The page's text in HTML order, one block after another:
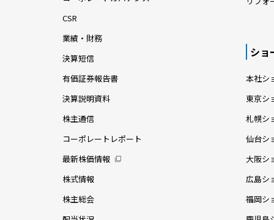
CSR
業績・財務
決算短信
有価証券報告書
決算説明資料
株主通信
コーポレートレポート
最新株価情報
株式情報
株主総会
ショ
本社シ
東京シ
札幌シ
仙台シ
大阪シ
広島シ
福岡シ